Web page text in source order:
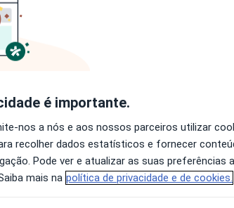
Pesquisar outra especialidade
é importante.
nos a nós e aos nossos parceiros utilizar
recolher dados estatísticos e fornecer
Pode ver e atualizar as suas preferências
mais na política de privacidade e de cookies.